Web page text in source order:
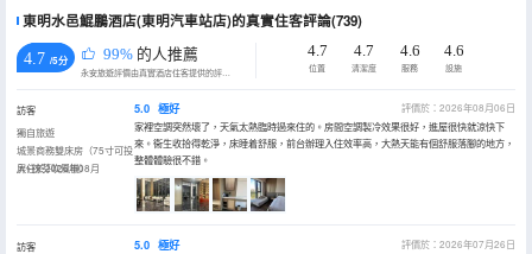
東明水邑鯤鵬酒店(東明汽車站店)的真實住客評論(739)
4.7 /5分 99% 的人推薦
永安旅遊評價由真實酒店住客提供的評價。
4.7
位置
4.7
清潔度
4.6
服務
4.6
設施
訪客
獨自旅遊
城景商務雙床房（75寸可投
屏+徠芬吹風機）
入住於2026年08月
5.0 極好
評價於：2026年08月06日
家裡空調突然壞了，天氣太熱臨時過來住的。房間空調製冷效果很好，進屋很快就涼快下
來。衞生收拾得乾淨，床睡着舒服，前台辦理入住效率高，大熱天能有個舒服落腳的地方，
整體體驗很不錯。
訪客
5.0 極好
評價於：2026年07月26日